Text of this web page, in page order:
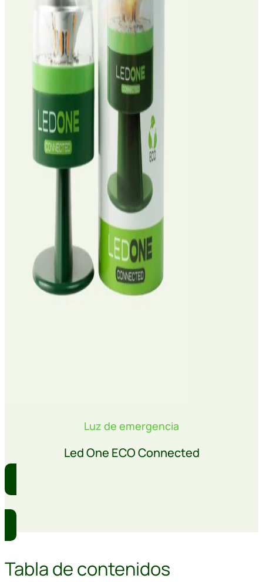
Luz de emergencia
Led One ECO Connected
Tabla de contenidos